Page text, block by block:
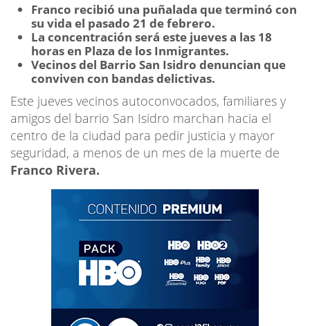
Franco recibió una puñalada que terminó con
su vida el pasado 21 de febrero.
La concentración será este jueves a las 18
horas en Plaza de los Inmigrantes.
Vecinos del Barrio San Isidro denuncian que
conviven con bandas delictivas.
Este jueves vecinos autoconvocados, familiares y
amigos del barrio San Isidro marchan hacia el
centro de la ciudad para pedir justicia y mayor
seguridad, a menos de un mes de la muerte de
Franco Rivera.